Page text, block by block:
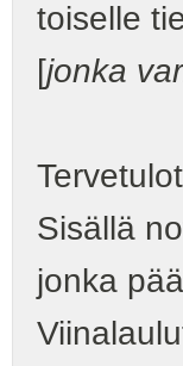
toiselle
[jonka
Sisällä
jonka